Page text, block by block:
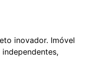
inovador. Imóvel